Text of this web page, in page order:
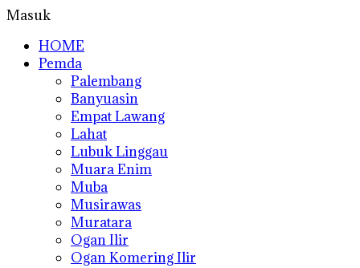
Masuk
HOME
Pemda
Palembang
Banyuasin
Empat Lawang
Lahat
Lubuk Linggau
Muara Enim
Muba
Musirawas
Muratara
Ogan Ilir
Ogan Komering Ilir